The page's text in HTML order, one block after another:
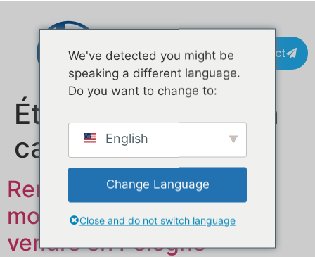
Contact
Étiquette :chariot à
café
Remorque alimentaire
mobile personnalisée à
vendre en Pologne
We've detected you might be
speaking a different language.
Do you want to change to:
English
Change Language
Close and do not switch language